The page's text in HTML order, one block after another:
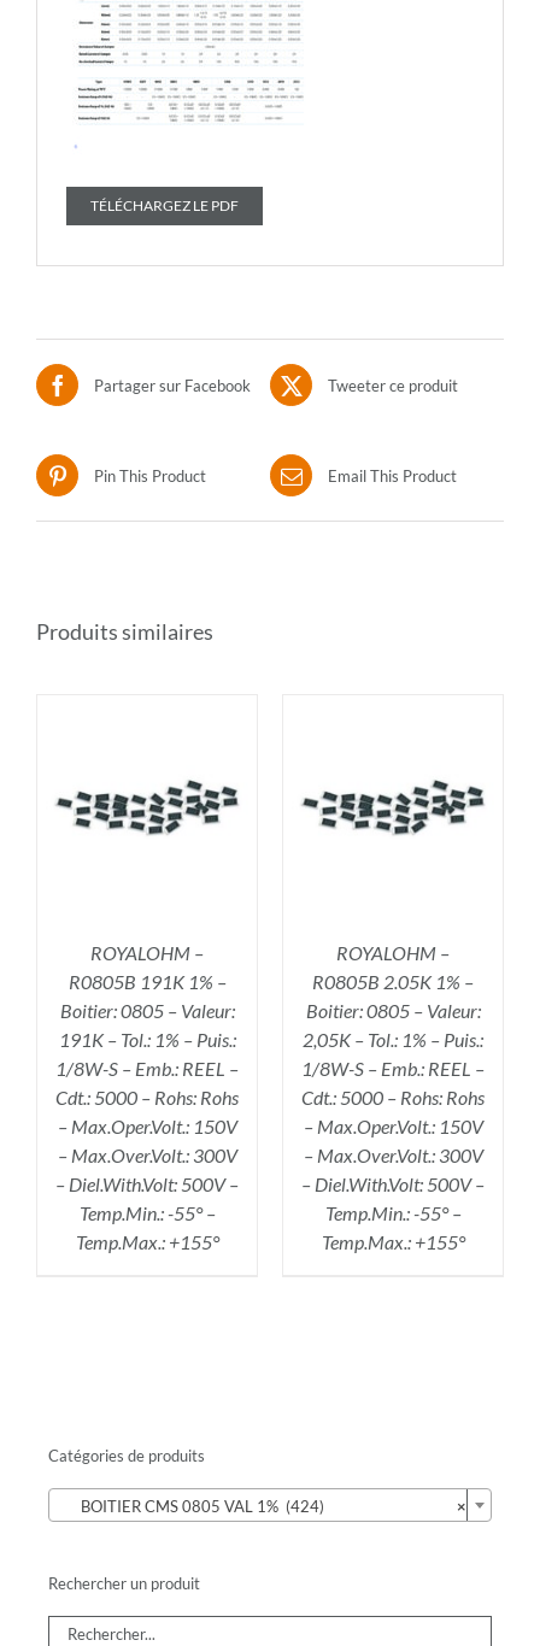
TÉLÉCHARGEZ LE PDF
Partager sur Facebook Tweeter ce produit
Pin This Product Email This Product
Produits similaires
ROYALOHM –
R0805B 191K 1% –
Boitier: 0805 – Valeur:
191K – Tol.: 1% – Puis.:
1/8W-S – Emb.: REEL –
Cdt.: 5000 – Rohs: Rohs
– Max.Oper.Volt.: 150V
– Max.Over.Volt.: 300V
– Diel.With.Volt: 500V –
Temp.Min.: -55° –
Temp.Max.: +155°
AJOUTER AU PANIER
/
DÉTAILS
ROYALOHM –
R0805B 2.05K 1% –
Boitier: 0805 – Valeur:
2,05K – Tol.: 1% – Puis.:
1/8W-S – Emb.: REEL –
Cdt.: 5000 – Rohs: Rohs
– Max.Oper.Volt.: 150V
– Max.Over.Volt.: 300V
– Diel.With.Volt: 500V –
Temp.Min.: -55° –
Temp.Max.: +155°
Catégories de produits
×
BOITIER CMS 0805 VAL 1% (424)
Rechercher un produit